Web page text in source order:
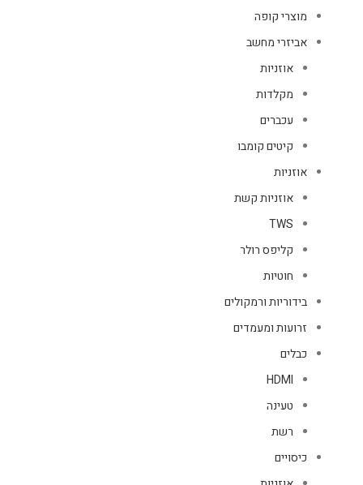
מוצרי קופה
אביזרי מחשב
אוזניות
מקלדות
עכברים
קיטים קומבו
אוזניות
אוזניות קשת
TWS
קליפס רולר
חוטיות
בידוריות ורמקולים
זרועות ומעמדים
כבלים
HDMI
טעינה
רשת
כיסויים